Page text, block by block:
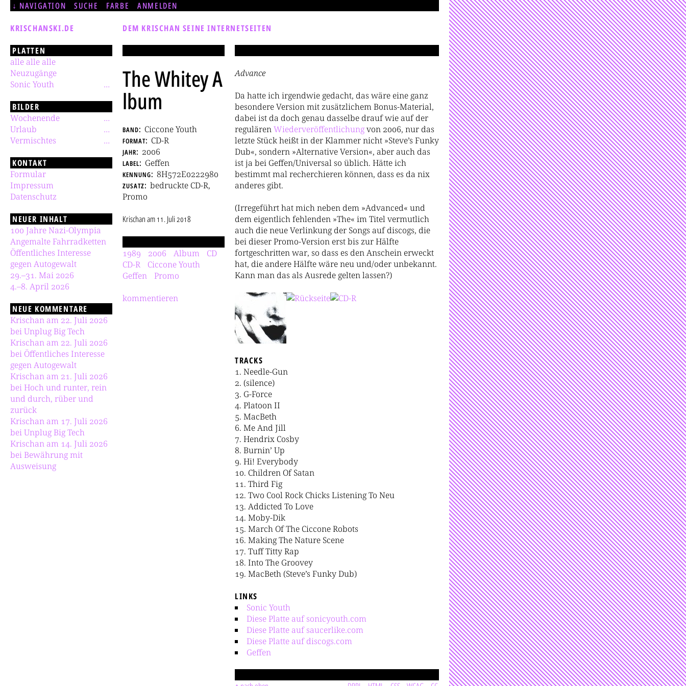
NAVIGATION SUCHE FARBE ANMELDEN
KRISCHANSKI.DE DEM KRISCHAN SEINE INTERNETSEITEN
The Whitey A
lbum
band Ciccone Youth
format CD-R
jahr 2006
label Geffen
kennung 8H572E0222980
zusatz bedruckte CD-R,
Promo
Krischanam11. Juli 2018
Advance
Da hatte ich irgendwie gedacht, das wäre eine ganz
besondere Version mit zusätzlichem Bonus-Material,
dabei ist da doch genau dasselbe drauf wie auf der
regulärenWiederveröffentlichungvon 2006, nur das
letzte Stück heißt in der Klammer nicht »Steve’s Funky
Dub«, sondern »Alternative Version«, aber auch das
ist ja bei Geffen/Universal so üblich. Hätte ich
bestimmt mal recherchieren können, dass es da nix
anderes gibt.
(Irregeführt hat mich neben dem »Advanced« und
dem eigentlich fehlenden »The« im Titel vermutlich
auch die neue Verlinkung der Songs auf discogs, die
bei dieser Promo-Version erst bis zur Hälfte
fortgeschritten war, so dass es den Anschein erweckt
hat, die andere Hälfte wäre neu und/oder unbekannt.
Kann man das als Ausrede gelten lassen?)
TRACKS
Needle-Gun
(silence)
G-Force
Platoon II
MacBeth
Me And Jill
Hendrix Cosby
Burnin’ Up
Hi! Everybody
Children Of Satan
Third Fig
Two Cool Rock Chicks Listening To Neu
Addicted To Love
Moby-Dik
March Of The Ciccone Robots
Making The Nature Scene
Tuff Titty Rap
Into The Groovey
MacBeth (Steve’s Funky Dub)
LINKS
Sonic Youth
Diese Platte auf sonicyouth.com
Diese Platte auf saucerlike.com
Diese Platte auf discogs.com
Geffen
1989 2006 Album
CD
CD-R
Ciccone Youth
Geffen
Promo
kommentieren
PLATTEN
alle alle alle
Neuzugänge
Sonic Youth
BILDER
Wochenende
Urlaub
Vermischtes
KONTAKT
Formular
Impressum
Datenschutz
NEUER INHALT
100 Jahre Nazi-Olympia
Angemalte Fahrradketten
Öffentliches Interesse
gegen Autogewalt
29.–31. Mai 2026
4.–8. April 2026
NEUE KOMMENTARE
Krischan am 22. Juli 2026
bei Unplug Big Tech
Krischan am 22. Juli 2026
bei Öffentliches Interesse
gegen Autogewalt
Krischan am 21. Juli 2026
bei Hoch und runter, rein
und durch, rüber und
zurück
Krischan am 17. Juli 2026
bei Unplug Big Tech
Krischan am 14. Juli 2026
bei Bewährung mit
Ausweisung